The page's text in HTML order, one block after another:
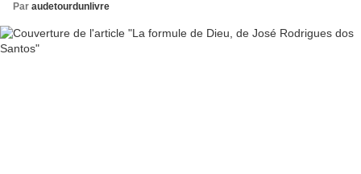
Par audetourdunlivre